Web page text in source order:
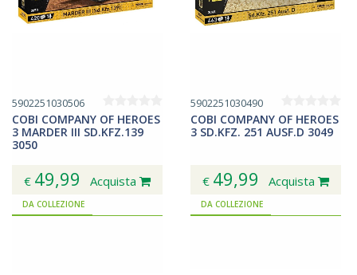
5902251030506
COBI COMPANY OF HEROES
3 MARDER III SD.KFZ.139
3050
€ 49,99 Acquista
5902251030490
COBI COMPANY OF HEROES
3 SD.KFZ. 251 AUSF.D 3049
€ 49,99 Acquista
DA COLLEZIONE DA COLLEZIONE